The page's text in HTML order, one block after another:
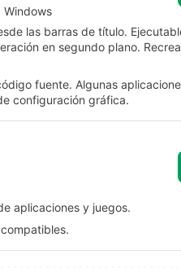
Windows
las barras de título.
en segundo plano.
fuente. Algunas
configuración gráfica.
aplicaciones y juegos.